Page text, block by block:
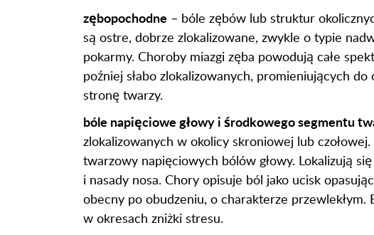
zębopochodne – bóle zębów lub struktur
są ostre, dobrze zlokalizowane, zwykle o typie
pokarmy. Choroby miazgi zęba powodują całe
poźniej słabo zlokalizowanych, promieniujących
stronę twarzy.
bóle napięciowe głowy i środkowego segmentu
zlokalizowanych w okolicy skroniowej lub
twarzowy napięciowych bólów głowy. Lokalizują
i nasady nosa. Chory opisuje ból jako ucisk
obecny po obudzeniu, o charakterze przewlekłym.
w okresach zniżki stresu.